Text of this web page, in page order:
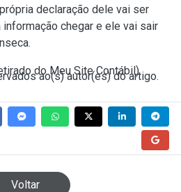
declaração dele vai ser
chegar e ele vai sair
do Meu Site Contábil)
ao(s) autor(es) do artigo.
Voltar